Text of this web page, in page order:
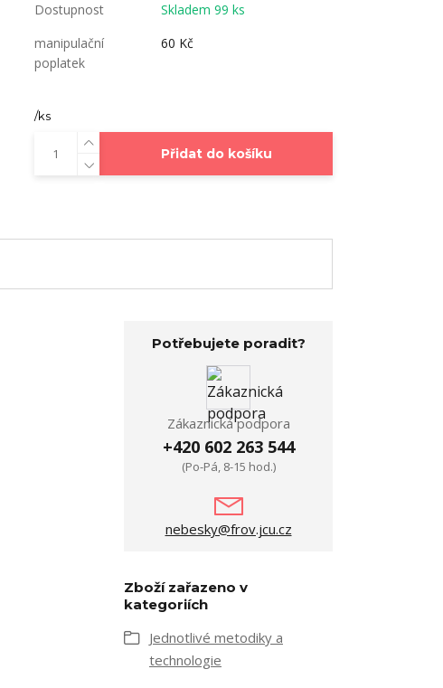
Dostupnost
Skladem 99 ks
manipulační
poplatek
60 Kč
/ks
Přidat do košíku
Potřebujete poradit?
Zákaznická podpora
+420 602 263 544
(Po-Pá, 8-15 hod.)
nebesky@frov.jcu.cz
Zboží zařazeno v
kategoriích
Jednotlivé metodiky a
technologie